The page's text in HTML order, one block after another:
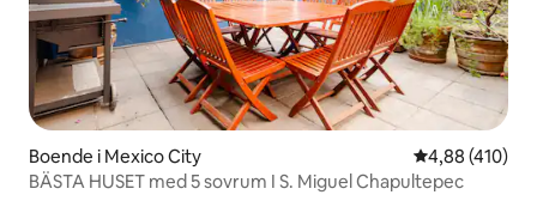
Boende i Mexico City 4,88 av 5 i
4,88 (410)
BÄSTA HUSET med 5 sovrum I S. Miguel Chapultepec